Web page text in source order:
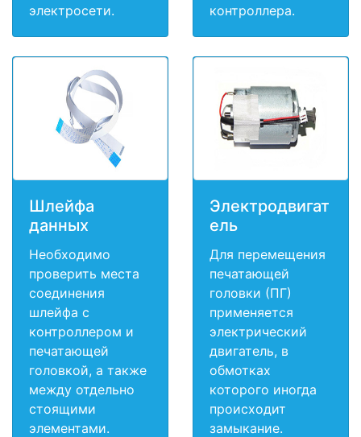
электросети.
контроллера.
Шлейфа
данных
Необходимо
проверить места
соединения
шлейфа с
контроллером и
печатающей
головкой, а также
между отдельно
стоящими
элементами.
Электродвигат
ель
Для перемещения
печатающей
головки (ПГ)
применяется
электрический
двигатель, в
обмотках
которого иногда
происходит
замыкание.